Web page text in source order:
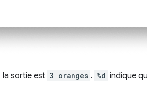
, la sortie est 3 oranges . %d indique